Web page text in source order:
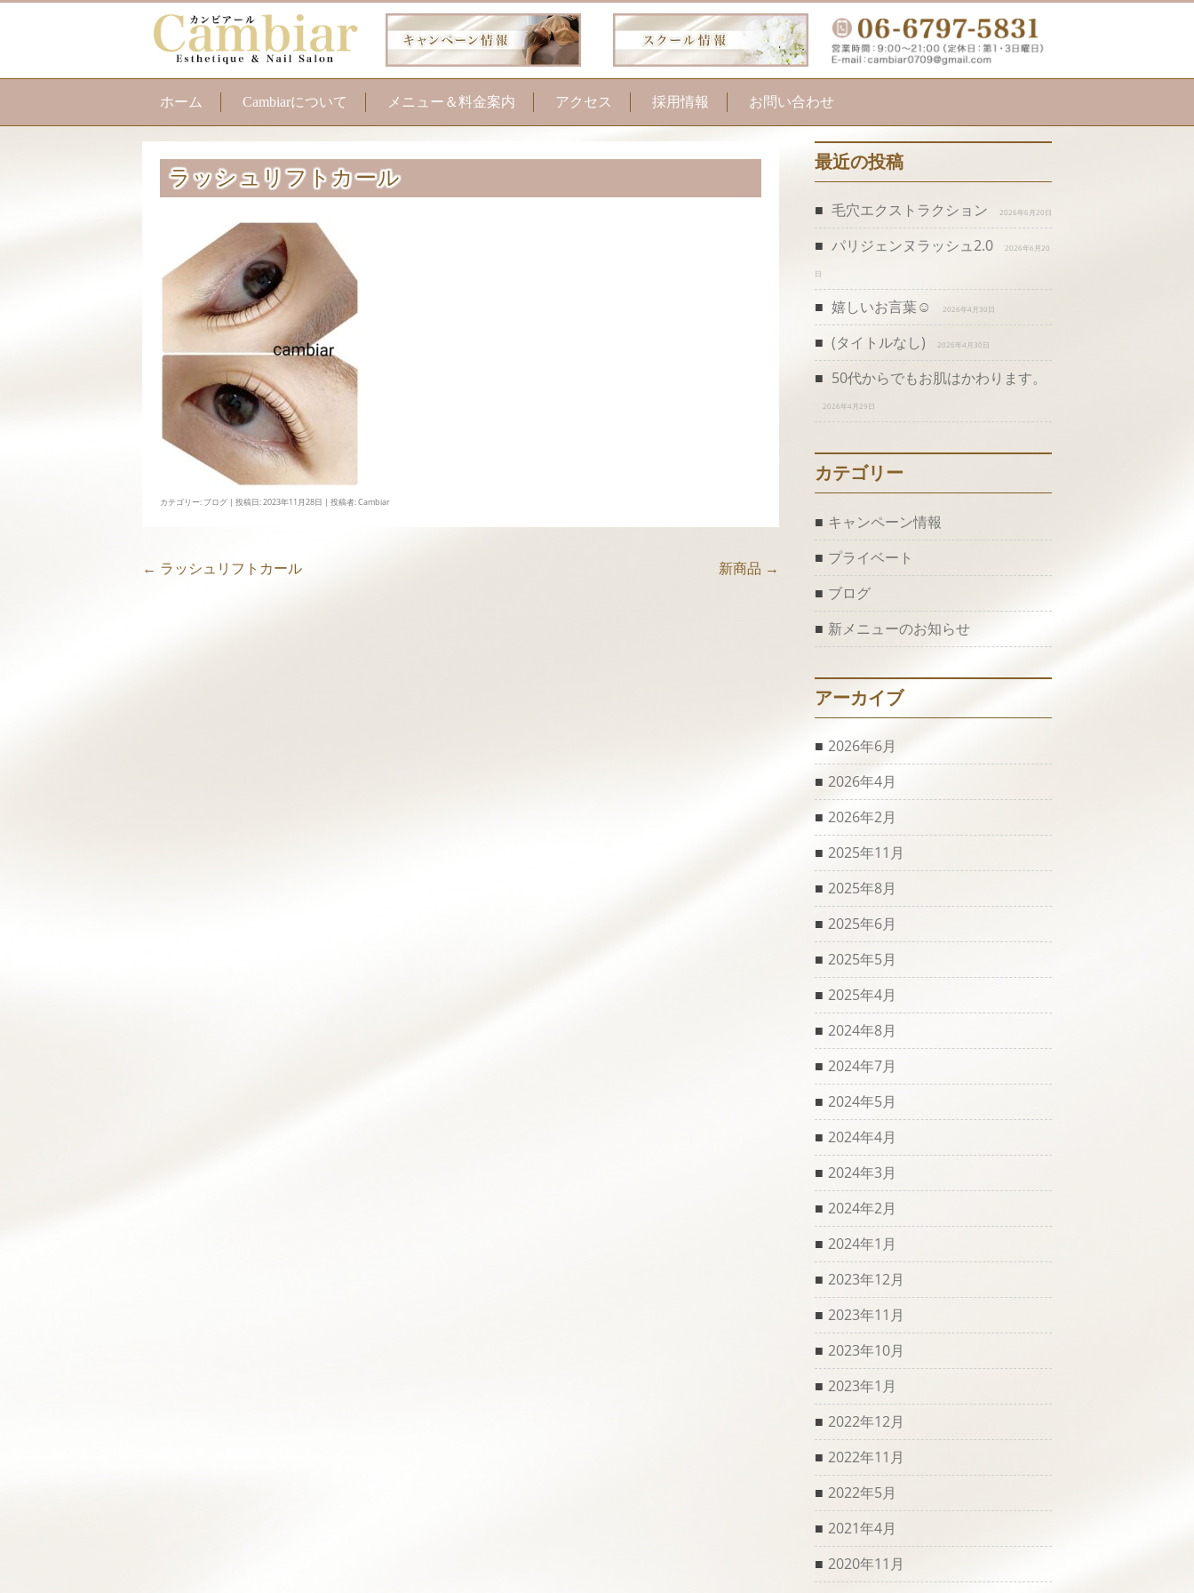
ホーム Cambiarについて メニュー＆料金案内 アクセス 採用情報 お問い合わせ
ラッシュリフトカール
カテゴリー: ブログ | 投稿日:2023年11月28日 | 投稿者:Cambiar
投
← ラッシュリフトカール 新商品 →
最近の投稿
毛穴エクストラクション 2026年6月20日
パリジェンヌラッシュ2.0 2026年6月20
日
嬉しいお言葉☺️ 2026年4月30日
(タイトルなし) 2026年4月30日
50代からでもお肌はかわります。
2026年4月29日
カテゴリー
キャンペーン情報
プライベート
ブログ
新メニューのお知らせ
アーカイブ
2026年6月
2026年4月
2026年2月
2025年11月
2025年8月
2025年6月
2025年5月
2025年4月
2024年8月
2024年7月
2024年5月
2024年4月
2024年3月
2024年2月
2024年1月
2023年12月
2023年11月
2023年10月
2023年1月
2022年12月
2022年11月
2022年5月
2021年4月
2020年11月